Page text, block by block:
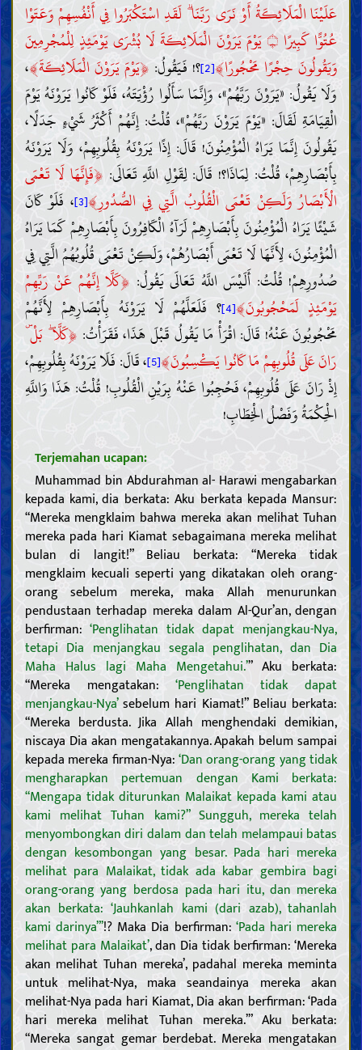
عَلَيْنَا الْمَلَائِكَةُ أَوْ نَرَى رَبَّنَا ۗ لَقَدِ اسْتَكْبَرُوا فِي أَنْفُسِهِمْ وَعَتَوْا
عُتُوًّا كَبِيرًا ۝ يَوْمَ يَرَوْنَ الْمَلَائِكَةَ لَا بُشْرَى يَوْمَئِذٍ لِلْمُجْرِمِينَ
وَيَقُولُونَ حِجْرًا مَحْجُورًا﴾[2] ؟! فَيَقُولُ: ﴿يَوْمَ يَرَوْنَ الْمَلَائِكَةَ﴾،
وَلَا يَقُولُ: «يَرَوْنَ رَبَّهُمْ»، وَإِنَّمَا سَأَلُوا رُؤْيَتَهُ، فَلَوْ كَانُوا يَرَوْنَهُ يَوْمَ
الْقِيَامَةِ لَقَالَ: «يَوْمَ يَرَوْنَ رَبَّهُمْ»، قُلْتُ: إِنَّهُمْ أَكْثَرُ شَيْءٍ جَدَلًا،
يَقُولُونَ إِنَّمَا يَرَاهُ الْمُؤْمِنُونَ! قَالَ: إِذًا يَرَوْنَهُ بِقُلُوبِهِمْ، وَلَا يَرَوْنَهُ
بِأَبْصَارِهِمْ، قُلْتُ: لِمَاذَا؟! قَالَ: لِقَوْلِ اللَّهِ تَعَالَى: ﴿فَإِنَّهَا لَا تَعْمَى
الْأَبْصَارُ وَلَكِنْ تَعْمَى الْقُلُوبُ الَّتِي فِي الصُّدُورِ﴾[3] ، فَلَوْ كَانَ
شَيْئًا يَرَاهُ الْمُؤْمِنُونَ بِأَبْصَارِهِمْ لَرَآهُ الْكَافِرُونَ بِأَبْصَارِهِمْ كَمَا يَرَاهُ
الْمُؤْمِنُونَ، لِأَنَّهَا لَا تَعْمَى أَبْصَارُهُمْ، وَلَكِنْ تَعْمَى قُلُوبُهُمُ الَّتِي فِي
صُدُورِهِمْ! قُلْتُ: أَلَيْسَ اللَّهُ تَعَالَى يَقُولُ: ﴿كَلَّا إِنَّهُمْ عَنْ رَبِّهِمْ
يَوْمَئِذٍ لَمَحْجُوبُونَ﴾[4] ؟ فَلَعَلَّهُمْ لَا يَرَوْنَهُ بِأَبْصَارِهِمْ لِأَنَّهُمْ
مَحْجُوبُونَ عَنْهُ! قَالَ: اقْرَأْ مَا يَقُولُ قَبْلَ هَذَا، فَقَرَأْتُ: ﴿كَلَّا ۖ بَلْ ۜ
رَانَ عَلَى قُلُوبِهِمْ مَا كَانُوا يَكْسِبُونَ﴾[5] ، قَالَ: فَلَا يَرَوْنَهُ بِقُلُوبِهِمْ،
إِذْ رَانَ عَلَى قُلُوبِهِمْ، فَحُجِبُوا عَنْهُ بِرَيْنِ الْقُلُوبِ! قُلْتُ: هَذَا وَاللَّهِ
الْحِكْمَةُ وَفَصْلُ الْخِطَابِ!
Terjemahan ucapan:
Muhammad bin Abdurahman al- Harawi mengabarkan
kepada kami, dia berkata: Aku berkata kepada Mansur:
“Mereka mengklaim bahwa mereka akan melihat Tuhan
mereka pada hari Kiamat sebagaimana mereka melihat
bulan di langit!” Beliau berkata: “Mereka tidak
mengklaim kecuali seperti yang dikatakan oleh orang-
orang sebelum mereka, maka Allah menurunkan
pendustaan terhadap mereka dalam Al-Qur’an, dengan
berfirman: ‘Penglihatan tidak dapat menjangkau-Nya,
tetapi Dia menjangkau segala penglihatan, dan Dia
Maha Halus lagi Maha Mengetahui.’” Aku berkata:
“Mereka mengatakan: ‘Penglihatan tidak dapat
menjangkau-Nya’sebelum hari Kiamat!” Beliau berkata:
“Mereka berdusta. Jika Allah menghendaki demikian,
niscaya Dia akan mengatakannya. Apakah belum sampai
kepada mereka firman-Nya:‘Dan orang-orang yang tidak
mengharapkan pertemuan dengan Kami berkata:
“Mengapa tidak diturunkan Malaikat kepada kami atau
kami melihat Tuhan kami?” Sungguh, mereka telah
menyombongkan diri dalam dan telah melampaui batas
dengan kesombongan yang besar. Pada hari mereka
melihat para Malaikat, tidak ada kabar gembira bagi
orang-orang yang berdosa pada hari itu, dan mereka
akan berkata: ‘Jauhkanlah kami (dari azab), tahanlah
kami darinya”’!? Maka Dia berfirman: ‘Pada hari mereka
melihat para Malaikat’, dan Dia tidak berfirman: ‘Mereka
akan melihat Tuhan mereka’, padahal mereka meminta
untuk melihat-Nya, maka seandainya mereka akan
melihat-Nya pada hari Kiamat, Dia akan berfirman: ‘Pada
hari mereka melihat Tuhan mereka.’” Aku berkata:
“Mereka sangat gemar berdebat. Mereka mengatakan